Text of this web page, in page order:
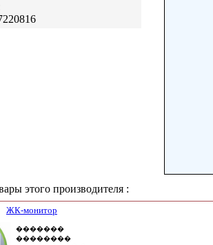
этого производителя :
ЖК-монитор
�������
��������